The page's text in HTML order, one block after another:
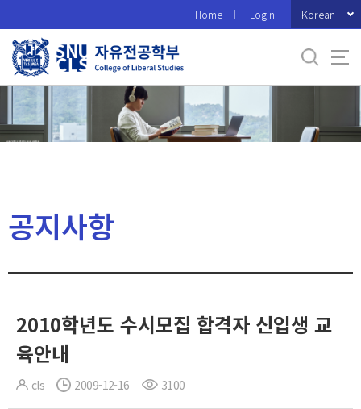
로
메
Home Login Korean
공지사항
2010학년도 수시모집 합격자 신입생 교
육안내
cls 2009-12-16 3100